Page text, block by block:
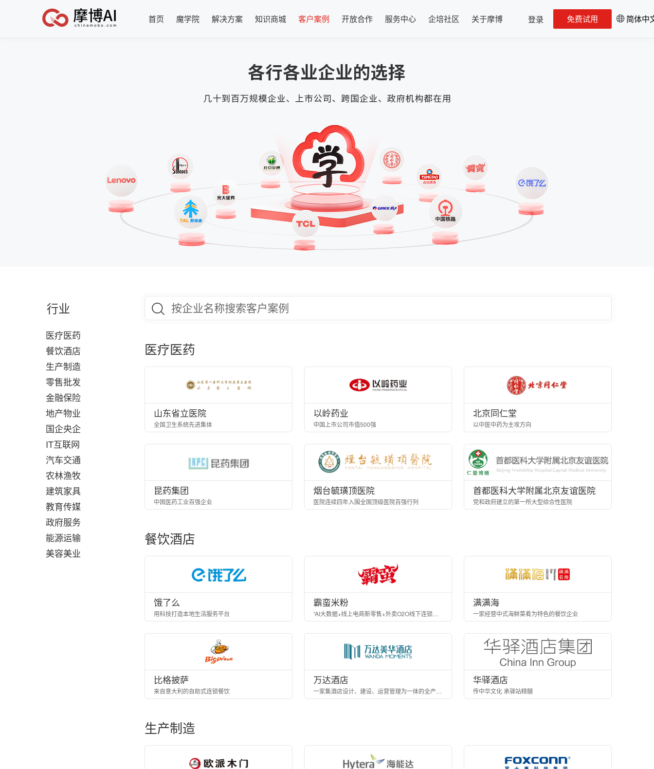
首页 魔学院 解决方案 知识商城 客户案例 开放合作 服务中心 企培社区 关于摩博 登录 免费试用 简体中
行业
医疗医药
餐饮酒店
生产制造
零售批发
金融保险
地产物业
国企央企
IT互联网
汽车交通
农林渔牧
建筑家具
教育传媒
政府服务
能源运输
美容美业
医疗医药
山东省立医院
全国卫生系统先进集体
以岭药业
中国上市公司市值500强
北京同仁堂
以中医中药为主攻方向
昆药集团
中国医药工业百强企业
烟台毓璜顶医院
医院连续四年入围全国顶级医院百强行列
首都医科大学附属北京友谊医院
党和政府建立的第一所大型综合性医院
餐饮酒店
饿了么
用科技打造本地生活服务平台
霸蛮米粉 满满海
一家经营中式海鲜菜肴为特色的餐饮企业
比格披萨
来自意大利的自助式连锁餐饮
万达酒店 华驿酒店
传中华文化 承驿站精髓
生产制造